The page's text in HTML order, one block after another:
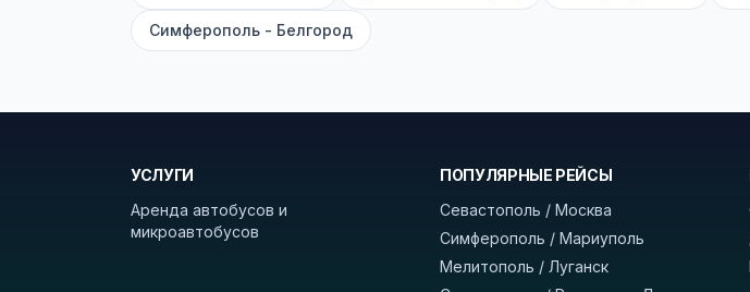
Удачных поездок! С уважением, командаBUSTRIP.PRO
Симферополь - Белгород
УСЛУГИ
Аренда автобусов и
микроавтобусов
ПОПУЛЯРНЫЕ РЕЙСЫ
Севастополь / Москва
Симферополь / Мариуполь
Мелитополь / Луганск